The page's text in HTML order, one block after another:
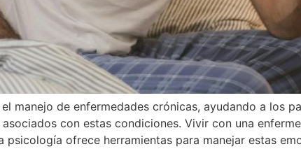
manejo de enfermedades crónicas, ayudando a los
con estas condiciones. Vivir con una
psicología ofrece herramientas para manejar estas